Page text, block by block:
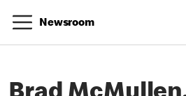
Newsroom